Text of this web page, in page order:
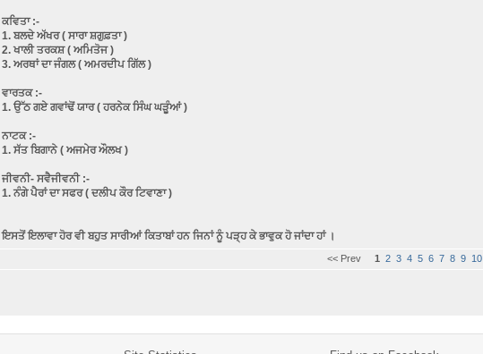
ਕਵਿਤਾ :-
1. ਬਲਦੇ ਅੱਖਰ ( ਸਾਰਾ ਸ਼ਗੁਫ਼ਤਾ )
2. ਖਾਲੀ ਤਰਕਸ਼ ( ਅਮਿਤੋਜ )
3. ਅਰਥਾਂ ਦਾ ਜੰਗਲ ( ਅਮਰਦੀਪ ਗਿੱਲ )
ਵਾਰਤਕ :-
1. ਉੱਠ ਗਏ ਗਵਾਂਢੋਂ ਯਾਰ ( ਹਰਨੇਕ ਸਿੰਘ ਘੜੂੰਆਂ )
ਨਾਟਕ :-
1. ਸੱਤ ਬਿਗਾਨੇ ( ਅਜਮੇਰ ਔਲਖ )
ਜੀਵਨੀ- ਸਵੈਜੀਵਨੀ :-
1. ਨੰਗੇ ਪੈਰਾਂ ਦਾ ਸਫਰ ( ਦਲੀਪ ਕੌਰ ਟਿਵਾਣਾ )
ਇਸਤੋਂ ਇਲਾਵਾ ਹੋਰ ਵੀ ਬਹੁਤ ਸਾਰੀਆਂ ਕਿਤਾਬਾਂ ਹਨ ਜਿਨਾਂ ਨੂੰ ਪੜ੍ਹ ਕੇ ਭਾਵੁਕ ਹੋ ਜਾਂਦਾ ਹਾਂ ।
<< Prev 1 2 3 4 5 6 7 8 9 10